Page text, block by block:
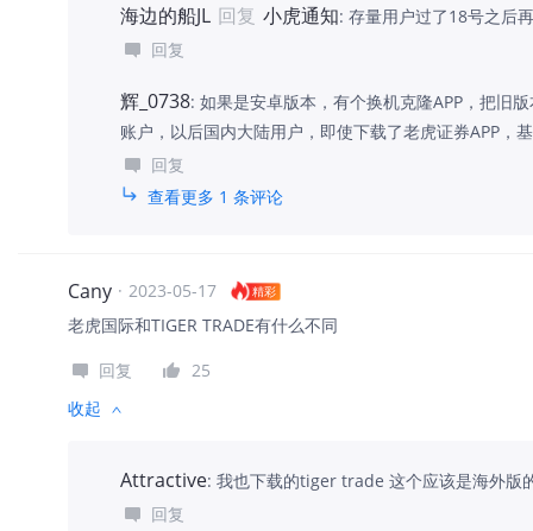
海边的船JL 回复 小虎通知: 存量用户过了18号之后
回复
辉_0738: 如果是安卓版本，有个换机克隆APP，把旧
账户，以后国内大陆用户，即使下载了老虎证券APP，
回复
查看更多 1 条评论
Cany · 2023-05-17 精彩
老虎国际和TIGER TRADE有什么不同
回复
25
收起
Attractive: 我也下载的tiger trade 这个应该是海外版
回复